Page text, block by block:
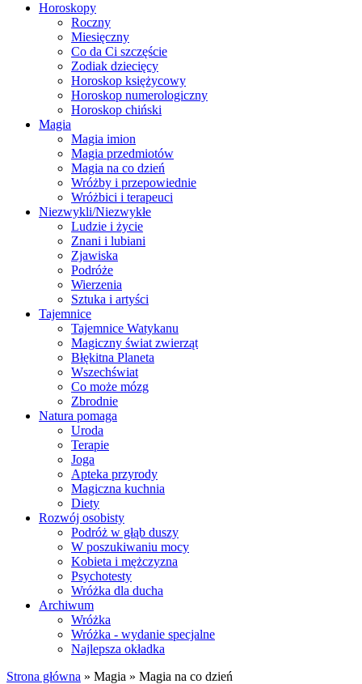
Horoskopy
Roczny
Miesięczny
Co da Ci szczęście
Zodiak dziecięcy
Horoskop księżycowy
Horoskop numerologiczny
Horoskop chiński
Magia
Magia imion
Magia przedmiotów
Magia na co dzień
Wróżby i przepowiednie
Wróżbici i terapeuci
Niezwykli/Niezwykłe
Ludzie i życie
Znani i lubiani
Zjawiska
Podróże
Wierzenia
Sztuka i artyści
Tajemnice
Tajemnice Watykanu
Magiczny świat zwierząt
Błękitna Planeta
Wszechświat
Co może mózg
Zbrodnie
Natura pomaga
Uroda
Terapie
Joga
Apteka przyrody
Magiczna kuchnia
Diety
Rozwój osobisty
Podróż w głąb duszy
W poszukiwaniu mocy
Kobieta i mężczyzna
Psychotesty
Wróżka dla ducha
Archiwum
Wróżka
Wróżka - wydanie specjalne
Najlepsza okładka
Strona główna » Magia » Magia na co dzień